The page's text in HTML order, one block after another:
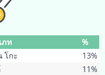
ภท
%
โกะ
13%
11%